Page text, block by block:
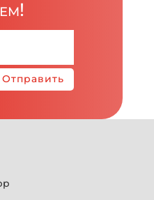
Отправить